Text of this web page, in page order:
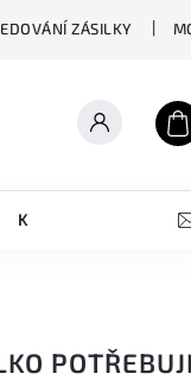
ZÁSILKY
KRYTY NA MOBILY